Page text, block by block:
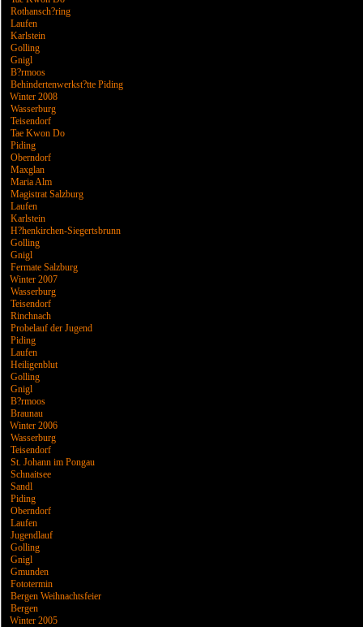
Rothansch?ring
Laufen
Karlstein
Golling
Gnigl
B?rmoos
Behindertenwerkst?tte Piding
Winter 2008
Wasserburg
Teisendorf
Tae Kwon Do
Piding
Oberndorf
Maxglan
Maria Alm
Magistrat Salzburg
Laufen
Karlstein
H?henkirchen-Siegertsbrunn
Golling
Gnigl
Fermate Salzburg
Winter 2007
Wasserburg
Teisendorf
Rinchnach
Probelauf der Jugend
Piding
Laufen
Heiligenblut
Golling
Gnigl
B?rmoos
Braunau
Winter 2006
Wasserburg
Teisendorf
St. Johann im Pongau
Schnaitsee
Sandl
Piding
Oberndorf
Laufen
Jugendlauf
Golling
Gnigl
Gmunden
Fototermin
Bergen Weihnachtsfeier
Bergen
Winter 2005